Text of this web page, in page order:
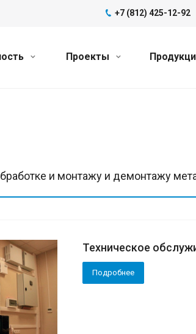
+7 (812) 425-12-92
Проекты
и монтажу и демонтажу
Техническое
Подробнее